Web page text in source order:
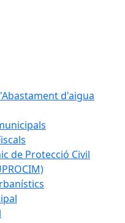
d'aigua
de Protecció Civil